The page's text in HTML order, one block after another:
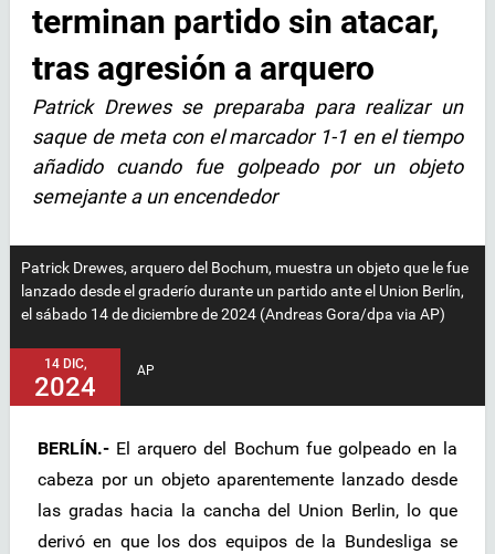
terminan partido sin atacar,
tras agresión a arquero
Patrick Drewes se preparaba para realizar un
saque de meta con el marcador 1-1 en el tiempo
añadido cuando fue golpeado por un objeto
semejante a un encendedor
Patrick Drewes, arquero del Bochum, muestra un objeto que le fue
lanzado desde el graderío durante un partido ante el Union Berlín,
el sábado 14 de diciembre de 2024 (Andreas Gora/dpa via AP)
14 DIC,
2024
AP
BERLÍN.- El arquero del Bochum fue golpeado en la
cabeza por un objeto aparentemente lanzado desde
las gradas hacia la cancha del Union Berlin, lo que
derivó en que los dos equipos de la Bundesliga se